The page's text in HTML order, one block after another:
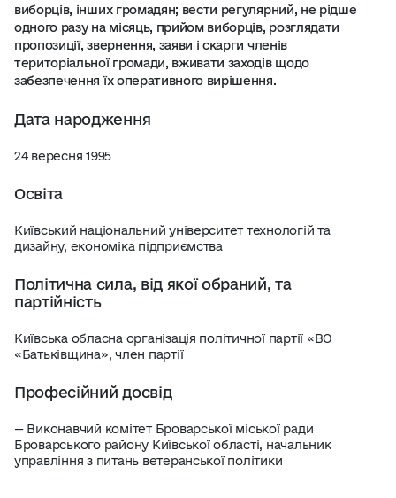
виборців, інших громадян; вести регулярний, не рідше
одного разу на місяць, прийом виборців, розглядати
пропозиції, звернення, заяви і скарги членів
територіальної громади, вживати заходів щодо
забезпечення їх оперативного вирішення.
Дата народження
24 вересня 1995
Освіта
Київський національний університет технологій та
дизайну, економіка підприємства
Політична сила, від якої обраний, та
партійність
Київська обласна організація політичної партії «ВО
«Батьківщина», член партії
Професійний досвід
— Виконавчий комітет Броварської міської ради
Броварського району Київської області, начальник
управління з питань ветеранської політики